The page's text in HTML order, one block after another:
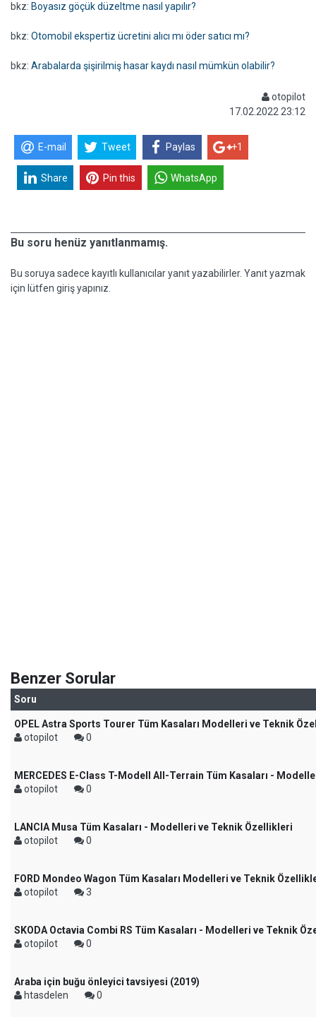
bkz: Boyasız göçük düzeltme nasıl yapılır?
bkz: Otomobil ekspertiz ücretini alıcı mı öder satıcı mı?
bkz: Arabalarda şişirilmiş hasar kaydı nasıl mümkün olabilir?
otopilot
17.02.2022 23:12
E-mail Tweet Paylas +1
Share Pin this WhatsApp
Bu soru henüz yanıtlanmamış.
Bu soruya sadece kayıtlı kullanıcılar yanıt yazabilirler. Yanıt yazmak
için lütfen giriş yapınız.
Benzer Sorular
Soru
OPEL Astra Sports Tourer Tüm Kasaları Modelleri ve Teknik
otopilot
0
MERCEDES E-Class T-Modell All-Terrain Tüm Kasaları -
otopilot
0
LANCIA Musa Tüm Kasaları - Modelleri ve Teknik Özellikleri
otopilot
0
FORD Mondeo Wagon Tüm Kasaları Modelleri ve Teknik
otopilot
3
SKODA Octavia Combi RS Tüm Kasaları - Modelleri ve Teknik
otopilot
0
Araba için buğu önleyici tavsiyesi (2019)
htasdelen
0